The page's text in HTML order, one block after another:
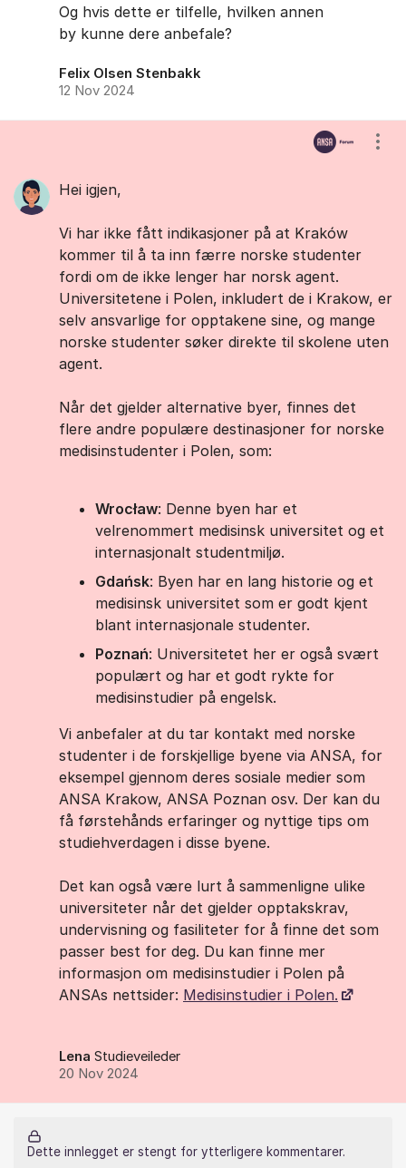
Og hvis dette er tilfelle, hvilken annen
by kunne dere anbefale?
Felix Olsen Stenbakk
12 Nov 2024
Hei igjen,
Vi har ikke fått indikasjoner på at Kraków
kommer til å ta inn færre norske studenter
fordi om de ikke lenger har norsk agent.
Universitetene i Polen, inkludert de i Krakow, er
selv ansvarlige for opptakene sine, og mange
norske studenter søker direkte til skolene uten
agent.
Når det gjelder alternative byer, finnes det
flere andre populære destinasjoner for norske
medisinstudenter i Polen, som:
Wrocław: Denne byen har et
velrenommert medisinsk universitet og et
internasjonalt studentmiljø.
Gdańsk: Byen har en lang historie og et
medisinsk universitet som er godt kjent
blant internasjonale studenter.
Poznań: Universitetet her er også svært
populært og har et godt rykte for
medisinstudier på engelsk.
Vi anbefaler at du tar kontakt med norske
studenter i de forskjellige byene via ANSA, for
eksempel gjennom deres sosiale medier som
ANSA Krakow, ANSA Poznan osv. Der kan du
få førstehånds erfaringer og nyttige tips om
studiehverdagen i disse byene.
Det kan også være lurt å sammenligne ulike
universiteter når det gjelder opptakskrav,
undervisning og fasiliteter for å finne det som
passer best for deg. Du kan finne mer
informasjon om medisinstudier i Polen på
ANSAs nettsider: Medisinstudier i Polen.
Lena Studieveileder
20 Nov 2024
Vis/
Dette innlegget er stengt for ytterligere kommentarer.